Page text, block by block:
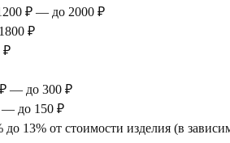
₽ — до 2000 ₽
₽
₽
— до 300 ₽
— до 150 ₽
до 13% от стоимости изделия (в